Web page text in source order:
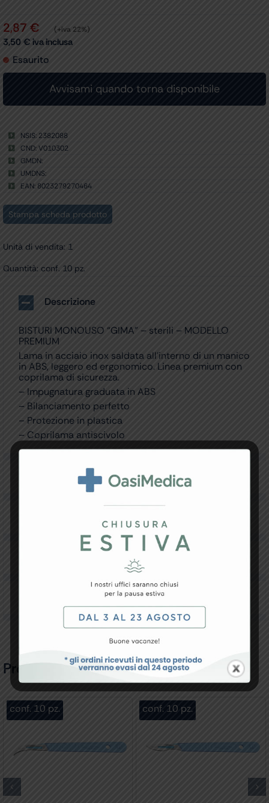
2,87 € (+iva 22%)
3,50 € iva inclusa
Esaurito
NSIS: 2382088
CND: V010302
GMDN:
UMDNS:
EAN: 8023279270464
Stampa scheda prodotto
Unità di vendita: 1
Quantità: conf. 10 pz.
Descrizione
BISTURI MONOUSO “GIMA” – sterili – MODELLO
PREMIUM
Lama in acciaio inox saldata all’interno di un manico
in ABS, leggero ed ergonomico. Linea premium con
coprilama di sicurezza.
– Impugnatura graduata in ABS
– Bilanciamento perfetto
– Protezione in plastica
– Coprilama antiscivolo
Specifiche Tecniche
Prodotti Correlati
conf. 10 pz. conf. 10 pz.